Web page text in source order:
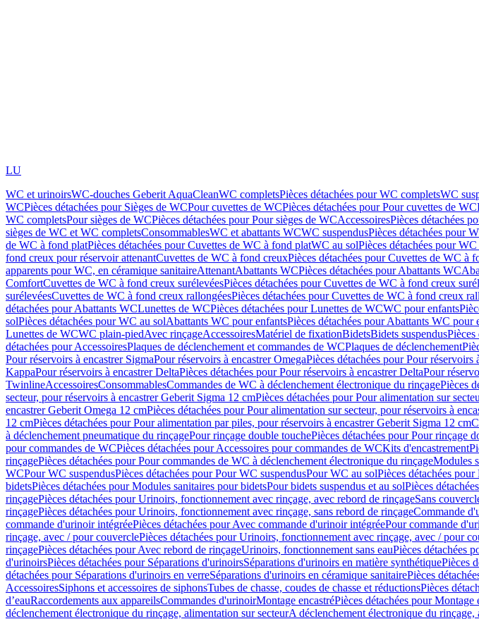
LU
WC et urinoirsWC-douches Geberit AquaCleanWC completsPièces détachées pour WC completsWC
WCPièces détachées pour Sièges de WCPour cuvettes de WCPièces détachées pour Pour cuvettes de WC
WC completsPour sièges de WCPièces détachées pour Pour sièges de WCAccessoiresPièces détachées
sièges de WC et WC completsConsommablesWC et abattants WCWC suspendusPièces détachées pour
de WC à fond platPièces détachées pour Cuvettes de WC à fond platWC au solPièces détachées pour WC
fond creux pour réservoir attenantCuvettes de WC à fond creuxPièces détachées pour Cuvettes de WC à
apparents pour WC, en céramique sanitaireAttenantAbattants WCPièces détachées pour Abattants WC
ComfortCuvettes de WC à fond creux surélevéesPièces détachées pour Cuvettes de WC à fond creux
surélevéesCuvettes de WC à fond creux rallongéesPièces détachées pour Cuvettes de WC à fond creux
détachées pour Abattants WCLunettes de WCPièces détachées pour Lunettes de WCWC pour enfants
solPièces détachées pour WC au solAbattants WC pour enfantsPièces détachées pour Abattants WC pour
Lunettes de WCWC plain-piedAvec rinçageAccessoiresMatériel de fixationBidetsBidets suspendusPièces
détachées pour AccessoiresPlaques de déclenchement et commandes de WCPlaques de déclenchement
Pour réservoirs à encastrer SigmaPour réservoirs à encastrer OmegaPièces détachées pour Pour réservoirs
KappaPour réservoirs à encastrer DeltaPièces détachées pour Pour réservoirs à encastrer DeltaPour
TwinlineAccessoiresConsommablesCommandes de WC à déclenchement électronique du rinçagePièces
secteur, pour réservoirs à encastrer Geberit Sigma 12 cmPièces détachées pour Pour alimentation sur
encastrer Geberit Omega 12 cmPièces détachées pour Pour alimentation sur secteur, pour réservoirs à
12 cmPièces détachées pour Pour alimentation par piles, pour réservoirs à encastrer Geberit Sigma 12 cm
à déclenchement pneumatique du rinçagePour rinçage double touchePièces détachées pour Pour rinçage
pour commandes de WCPièces détachées pour Accessoires pour commandes de WCKits d'encastrement
rinçagePièces détachées pour Pour commandes de WC à déclenchement électronique du rinçageModules
WCPour WC suspendusPièces détachées pour Pour WC suspendusPour WC au solPièces détachées
bidetsPièces détachées pour Modules sanitaires pour bidetsPour bidets suspendus et au solPièces
rinçagePièces détachées pour Urinoirs, fonctionnement avec rinçage, avec rebord de rinçageSans
rinçagePièces détachées pour Urinoirs, fonctionnement avec rinçage, sans rebord de rinçageCommande
commande d'urinoir intégréePièces détachées pour Avec commande d'urinoir intégréePour commande
rinçage, avec / pour couverclePièces détachées pour Urinoirs, fonctionnement avec rinçage, avec / pour
rinçagePièces détachées pour Avec rebord de rinçageUrinoirs, fonctionnement sans eauPièces détachées
d'urinoirsPièces détachées pour Séparations d'urinoirsSéparations d'urinoirs en matière synthétiquePièces
détachées pour Séparations d'urinoirs en verreSéparations d'urinoirs en céramique sanitairePièces
AccessoiresSiphons et accessoires de siphonsTubes de chasse, coudes de chasse et réductionsPièces
d’eauRaccordements aux appareilsCommandes d'urinoirMontage encastréPièces détachées pour Montage
déclenchement électronique du rinçage, alimentation sur secteurA déclenchement électronique du